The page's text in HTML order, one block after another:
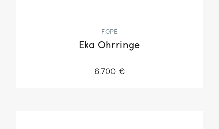
FOPE
Eka Ohrringe
6.700 €